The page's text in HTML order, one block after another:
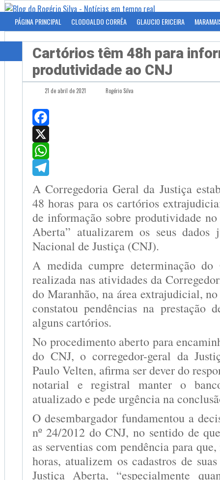
PÁGINA PRINCIPAL CLODOALDO CORRÊA GLAUCIO ERICEIRA
Cartórios têm 48h para
produtividade ao CNJ
21 de abril de 2021 Rogério Silva
Facebook
X
WhatsApp
Telegram
A Corregedoria Geral da Justiça
48 horas para os cartórios
de informação sobre produtividade
Aberta” atualizarem os seus dados
Nacional de Justiça (CNJ).
A medida cumpre determinação do
realizada nas atividades da
do Maranhão, na área extrajudicial,
constatou pendências na prestação
alguns cartórios.
No procedimento aberto para
do CNJ, o corregedor-geral da
Paulo Velten, afirma ser dever do
notarial e registral manter o
atualizado e pede urgência na
O desembargador fundamentou a
nº 24/2012 do CNJ, no sentido de
as serventias com pendência para
horas, atualizem os cadastros de
Justiça Aberta, “especialmente